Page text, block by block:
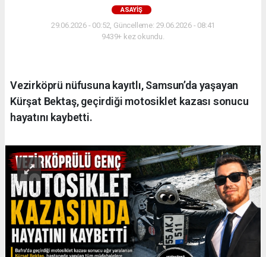
ASAYIŞ
29.06.2026 - 00:52, Güncelleme: 29.06.2026 - 08:41
9439+ kez okundu.
Vezirköprü nüfusuna kayıtlı, Samsun’da yaşayan
Kürşat Bektaş, geçirdiği motosiklet kazası sonucu
hayatını kaybetti.